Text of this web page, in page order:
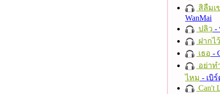
สิลืมเ
WanMai
ปลิว -
ฝากไว้
เธอ -
อย่าท
ไหม - เบิ
Can't